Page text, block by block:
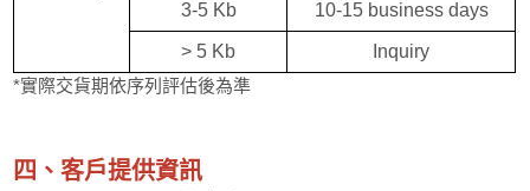
3-5 Kb 10-15 business days
> 5 Kb
Inquiry
*實際交貨期依序列評估後為準
四、客戶提供資訊